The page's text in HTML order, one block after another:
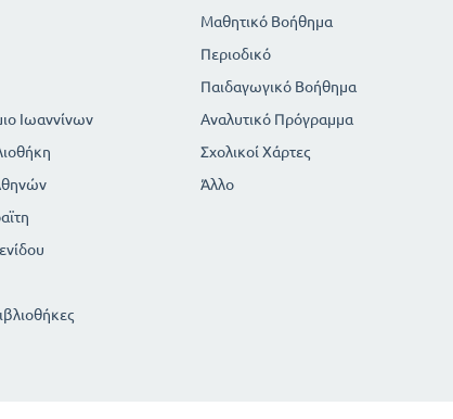
Ιωαννίνων
Μαθητικό Βοήθημα
Περιοδικό
Παιδαγωγικό Βοήθημα
Αναλυτικό Πρόγραμμα
Σχολικοί Χάρτες
Άλλο